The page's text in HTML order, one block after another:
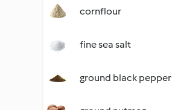
cornflour
fine sea salt
ground black pepper